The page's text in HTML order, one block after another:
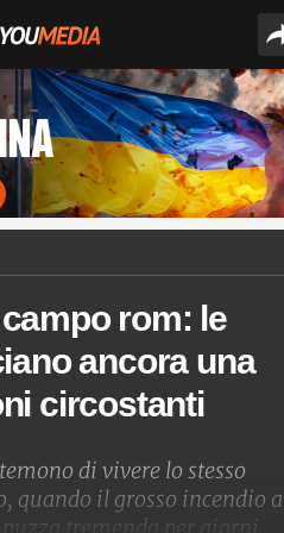
rom: le
ancora una
circostanti
di vivere lo stesso
quando il grosso incendio
tremenda per giorni